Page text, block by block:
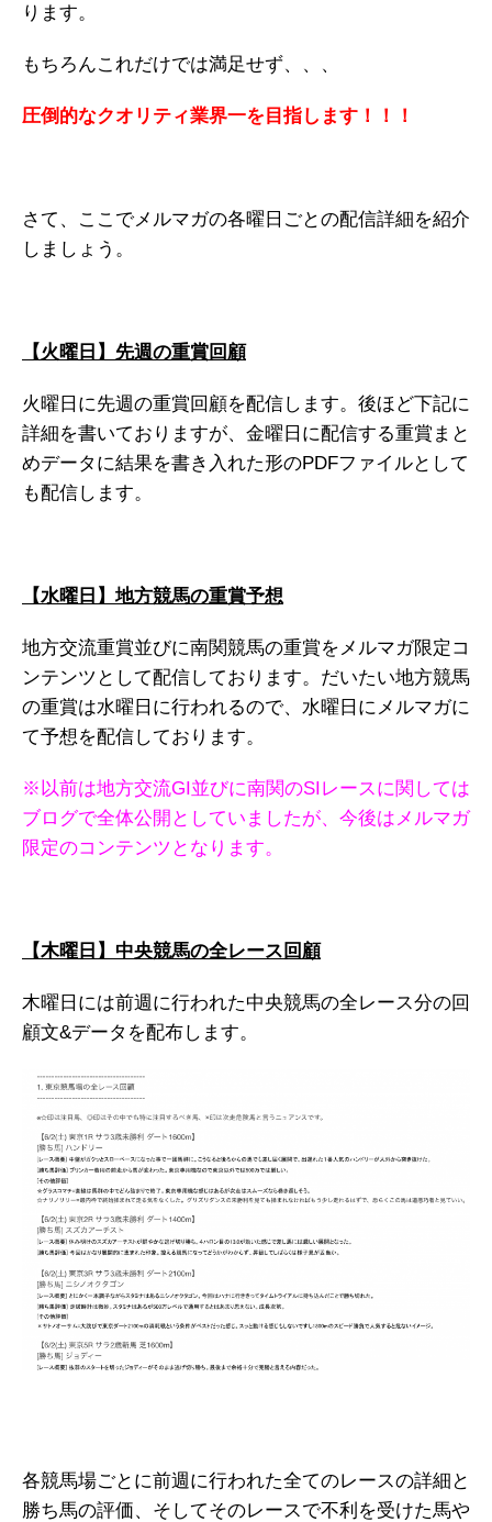
ります。
もちろんこれだけでは満足せず、、、
圧倒的なクオリティ業界一を目指します！！！
さて、ここでメルマガの各曜日ごとの配信詳細を紹介
しましょう。
【火曜日】先週の重賞回顧
火曜日に先週の重賞回顧を配信します。後ほど下記に
詳細を書いておりますが、金曜日に配信する重賞まと
めデータに結果を書き入れた形のPDFファイルとして
も配信します。
【水曜日】地方競馬の重賞予想
地方交流重賞並びに南関競馬の重賞をメルマガ限定コ
ンテンツとして配信しております。だいたい地方競馬
の重賞は水曜日に行われるので、水曜日にメルマガに
て予想を配信しております。
※以前は地方交流GI並びに南関のSIレースに関しては
ブログで全体公開としていましたが、今後はメルマガ
限定のコンテンツとなります。
【木曜日】中央競馬の全レース回顧
木曜日には前週に行われた中央競馬の全レース分の回
顧文&データを配布します。
各競馬場ごとに前週に行われた全てのレースの詳細と
勝ち馬の評価、そしてそのレースで不利を受けた馬や